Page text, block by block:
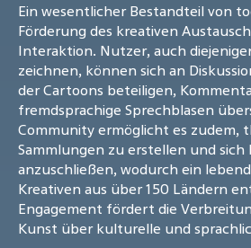
Ein wesentlicher Bestandteil von
Förderung des kreativen
Interaktion. Nutzer, auch
zeichnen, können sich an
der Cartoons beteiligen,
fremdsprachige Sprechblasen
Community ermöglicht es zudem,
Sammlungen zu erstellen und sich
anzuschließen, wodurch ein
Kreativen aus über 150 Ländern
Engagement fördert die
Kunst über kulturelle und